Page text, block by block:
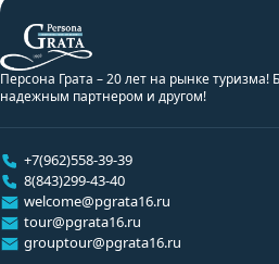
Персона Грата – 20 лет на рынке
надежным партнером и другом!
+7(962)558-39-39
8(843)299-43-40
welcome@pgrata16.ru
tour@pgrata16.ru
grouptour@pgrata16.ru